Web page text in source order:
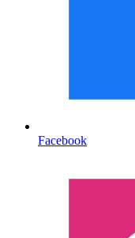
Facebook